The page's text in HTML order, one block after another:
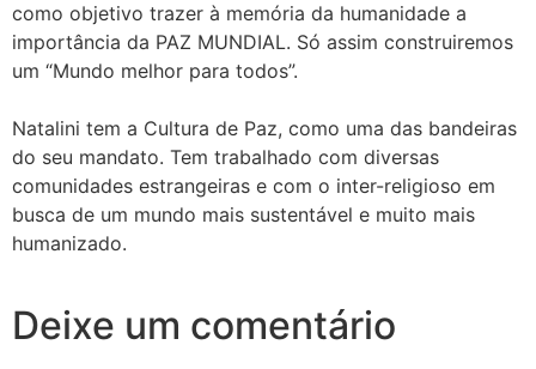
como objetivo trazer à memória da humanidade a
importância da PAZ MUNDIAL. Só assim construiremos
um “Mundo melhor para todos”.
Natalini tem a Cultura de Paz, como uma das bandeiras
do seu mandato. Tem trabalhado com diversas
comunidades estrangeiras e com o inter-religioso em
busca de um mundo mais sustentável e muito mais
humanizado.
Deixe um comentário